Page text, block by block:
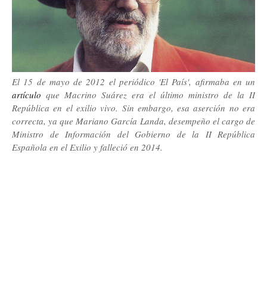
El 15 de mayo de 2012 el periódico 'El País', afirmaba en un
artículo que Macrino Suárez era el último ministro de la II
República en el exilio vivo. Sin embargo, esa aserción no era
correcta, ya que Mariano García Landa, desempeño el cargo de
Ministro de Información del Gobierno de la II República
Española en el Exilio y falleció en 2014.